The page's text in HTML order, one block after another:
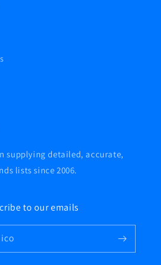
supplying detailed, accurate,
lists since 2006.
to our emails